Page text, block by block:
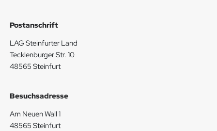
Postanschrift
LAG Steinfurter Land
Tecklenburger Str. 10
48565 Steinfurt
Besuchsadresse
Am Neuen Wall 1
48565 Steinfurt